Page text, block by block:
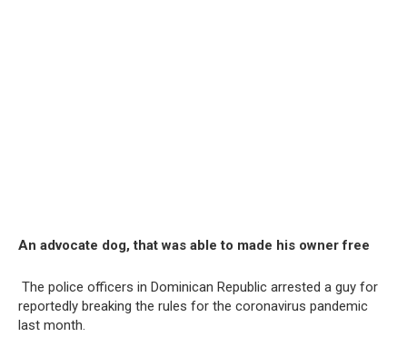
An advocate dog, that was able to made his owner free
The police officers in Dominican Republic arrested a guy for
reportedly breaking the rules for the coronavirus pandemic
last month.